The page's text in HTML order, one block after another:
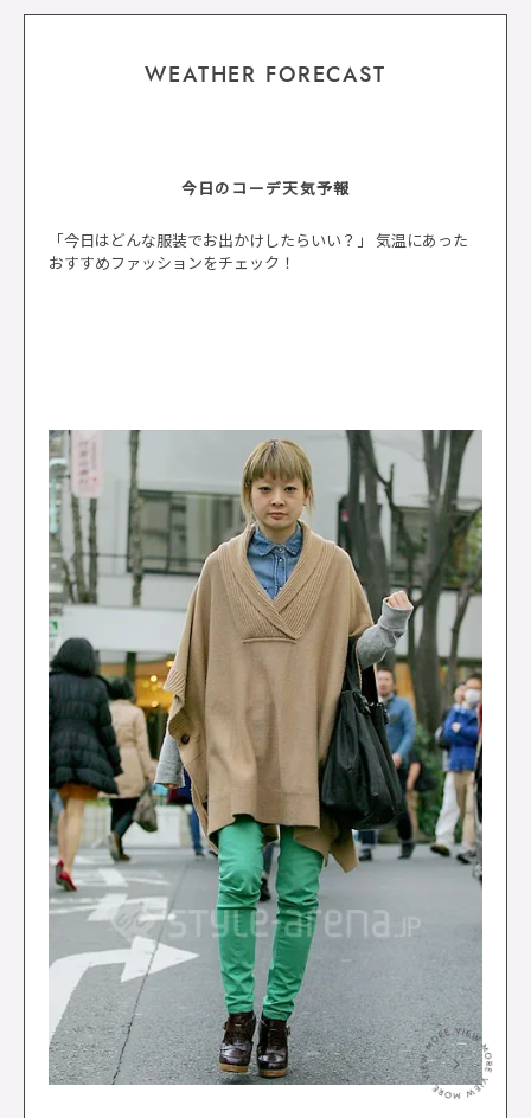
WEATHER FORECAST
今日のコーデ天気予報
「今日はどんな服装でお出かけしたらいい？」 気温にあった
おすすめファッションをチェック！
＞